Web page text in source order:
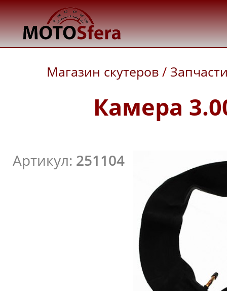
Магазин скутеров /
Камера
Артикул: 251104